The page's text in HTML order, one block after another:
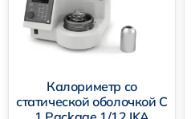
Калориметр со
статической оболочкой C